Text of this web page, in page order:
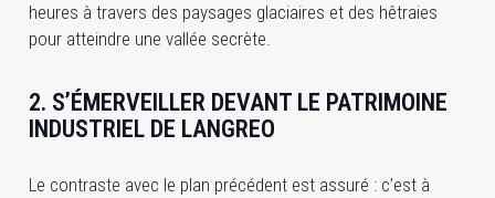
heures à travers des paysages glaciaires et des hêtraies
pour atteindre une vallée secrète.
2. S’ÉMERVEILLER DEVANT LE PATRIMOINE
INDUSTRIEL DE LANGREO
Le contraste avec le plan précédent est assuré : c’est à